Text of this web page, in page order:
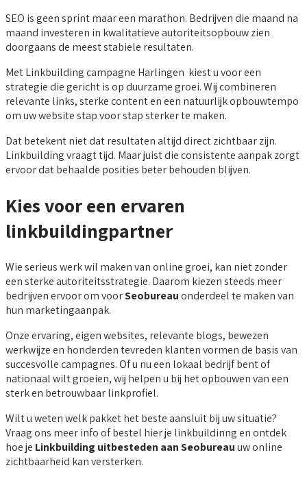
SEO is geen sprint maar een marathon. Bedrijven die maand na
maand investeren in kwalitatieve autoriteitsopbouw zien
doorgaans de meest stabiele resultaten.
Met Linkbuilding campagne Harlingen kiest u voor een
strategie die gericht is op duurzame groei. Wij combineren
relevante links, sterke content en een natuurlijk opbouwtempo
om uw website stap voor stap sterker te maken.
Dat betekent niet dat resultaten altijd direct zichtbaar zijn.
Linkbuilding vraagt tijd. Maar juist die consistente aanpak zorgt
ervoor dat behaalde posities beter behouden blijven.
Kies voor een ervaren
linkbuildingpartner
Wie serieus werk wil maken van online groei, kan niet zonder
een sterke autoriteitsstrategie. Daarom kiezen steeds meer
bedrijven ervoor om voorSeobureauonderdeel te maken van
hun marketingaanpak.
Onze ervaring, eigen websites, relevante blogs, bewezen
werkwijze en honderden tevreden klanten vormen de basis van
succesvolle campagnes. Of u nu een lokaal bedrijf bent of
nationaal wilt groeien, wij helpen u bij het opbouwen van een
sterk en betrouwbaar linkprofiel.
Wilt u weten welk pakket het beste aansluit bij uw situatie?
Vraag ons meer info of bestel hier je linkbuildinng en ontdek
hoe je Linkbuilding uitbesteden aan Seobureauuw online
zichtbaarheid kan versterken.